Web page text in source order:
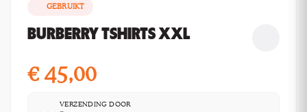
GEBRUIKT
BURBERRY TSHIRTS XXL
€ 45,00
VERZENDING DOOR